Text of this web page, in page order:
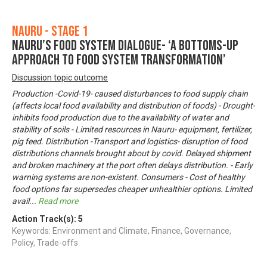
Nauru - Stage 1
Nauru’s Food System Dialogue- ‘A bottoms-up
approach to food system transformation’
Discussion topic outcome
Production -Covid-19- caused disturbances to food supply chain
(affects local food availability and distribution of foods) - Drought-
inhibits food production due to the availability of water and
stability of soils - Limited resources in Nauru- equipment, fertilizer,
pig feed. Distribution -Transport and logistics- disruption of food
distributions channels brought about by covid. Delayed shipment
and broken machinery at the port often delays distribution. - Early
warning systems are non-existent. Consumers - Cost of healthy
food options far supersedes cheaper unhealthier options. Limited
avail... Read more
Action Track(s): 5
Keywords: Environment and Climate, Finance, Governance,
Policy, Trade-offs